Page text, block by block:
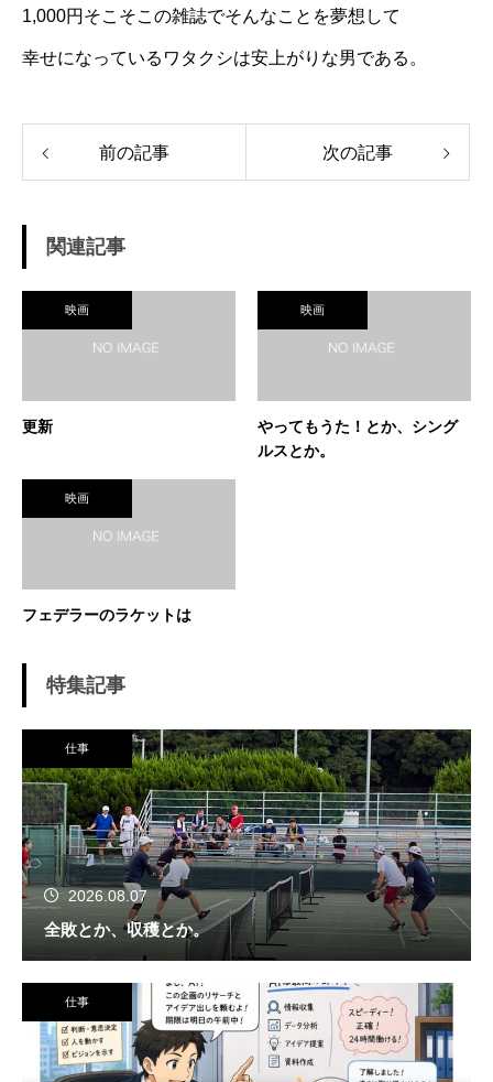
1,000円そこそこの雑誌でそんなことを夢想して
幸せになっているワタクシは安上がりな男である。
前の記事 次の記事
関連記事
映画
更新
映画
やってもうた！とか、シング
ルスとか。
映画
フェデラーのラケットは
特集記事
仕事
2026.08.07
全敗とか、収穫とか。
仕事